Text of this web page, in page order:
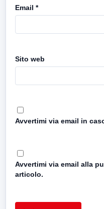
Email *
Sito web
Avvertimi via email in
Avvertimi via email alla
articolo.